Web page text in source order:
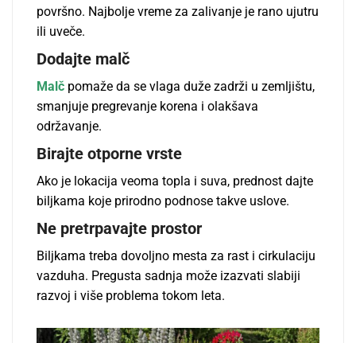
površno. Najbolje vreme za zalivanje je rano ujutru
ili uveče.
Dodajte malč
Malč pomaže da se vlaga duže zadrži u zemljištu,
smanjuje pregrevanje korena i olakšava
održavanje.
Birajte otporne vrste
Ako je lokacija veoma topla i suva, prednost dajte
biljkama koje prirodno podnose takve uslove.
Ne pretrpavajte prostor
Biljkama treba dovoljno mesta za rast i cirkulaciju
vazduha. Pregusta sadnja može izazvati slabiji
razvoj i više problema tokom leta.